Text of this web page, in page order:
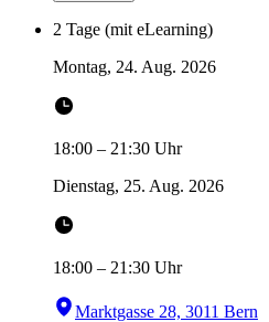
2 Tage (mit eLearning)
Montag, 24. Aug. 2026
18:00 – 21:30 Uhr
Dienstag, 25. Aug. 2026
18:00 – 21:30 Uhr
Marktgasse 28, 3011 Bern